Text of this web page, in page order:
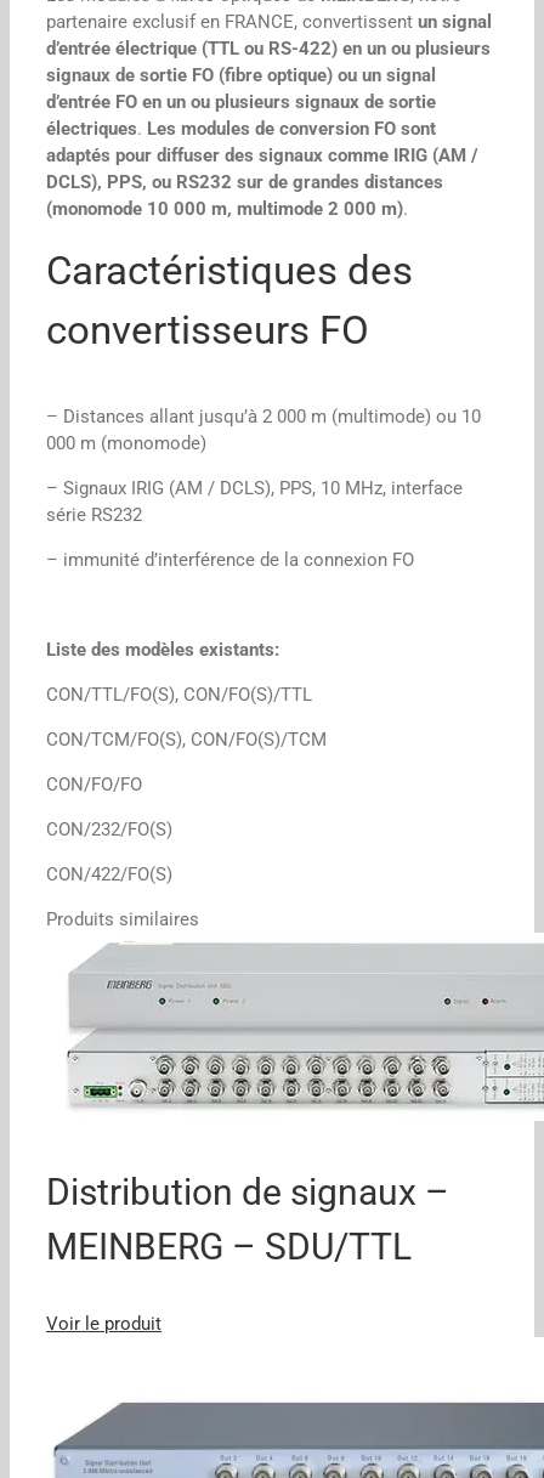
partenaire exclusif en FRANCE, convertissent un signal
d’entrée électrique (TTL ou RS-422) en un ou plusieurs
signaux de sortie FO (fibre optique) ou un signal
d’entrée FO en un ou plusieurs signaux de sortie
électriques. Les modules de conversion FO sont
adaptés pour diffuser des signaux comme IRIG (AM /
DCLS), PPS, ou RS232 sur de grandes distances
(monomode 10 000 m, multimode 2 000 m).
Caractéristiques des
convertisseurs FO
– Distances allant jusqu’à 2 000 m (multimode) ou 10
000 m (monomode)
– Signaux IRIG (AM / DCLS), PPS, 10 MHz, interface
série RS232
– immunité d’interférence de la connexion FO
Liste des modèles existants:
CON/TTL/FO(S), CON/FO(S)/TTL
CON/TCM/FO(S), CON/FO(S)/TCM
CON/FO/FO
CON/232/FO(S)
CON/422/FO(S)
Produits similaires
Distribution de signaux –
MEINBERG – SDU/TTL
Voir le produit